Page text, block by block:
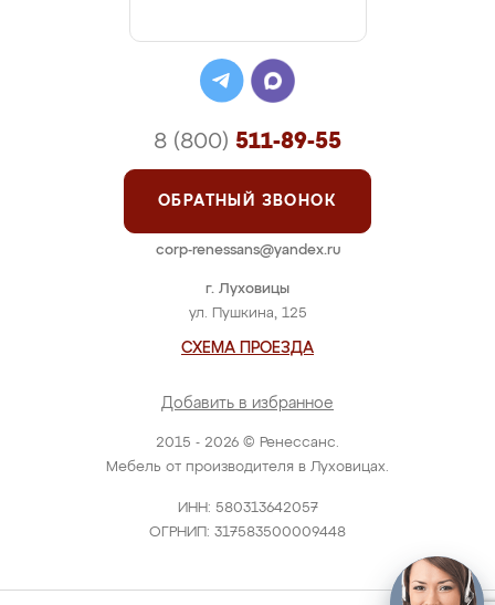
2015 - 2026 © Ренессанс.
Мебель от производителя в Луховицах.
ИНН: 580313642057
ОГРНИП: 317583500009448
г. Луховицы
ул. Пушкина, 125
СХЕМА ПРОЕЗДА
Добавить в избранное
8 (800) 511-89-55
ОБРАТНЫЙ ЗВОНОК
corp-renessans@yandex.ru